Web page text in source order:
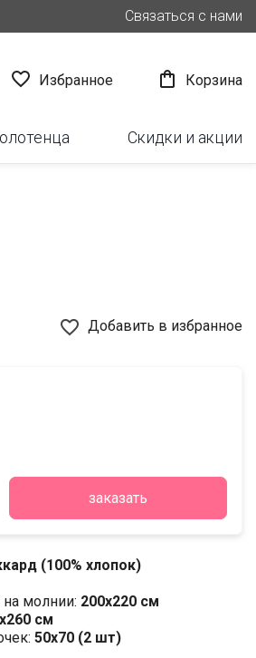
Связаться с нами
 Избранное  Корзина
Скидки и акции
favorite_border Добавить в избранное
заказать
(100% хлопок)
молнии: 200х220 см
см
50x70 (2 шт)